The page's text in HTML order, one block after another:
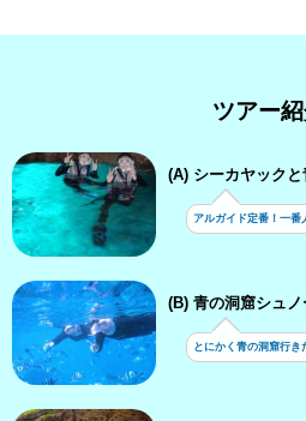
ツアー
(A) シーカヤック
アルガイド定番！一番
(B) 青の洞窟シュ
とにかく青の洞窟行き